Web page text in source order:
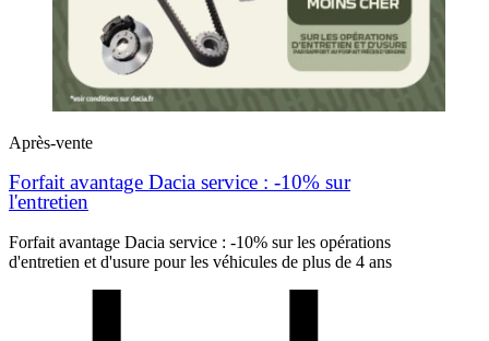
Après-vente
Forfait avantage Dacia service : -10% sur
l'entretien
Forfait avantage Dacia service : -10% sur les opérations
d'entretien et d'usure pour les véhicules de plus de 4 ans